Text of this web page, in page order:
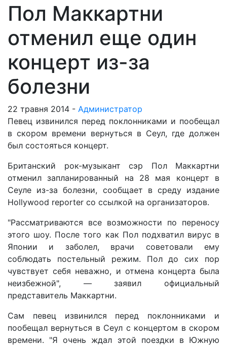
Пол Маккартни
отменил еще один
концерт из-за
болезни
22 травня 2014 - Администратор
Певец извинился перед поклонниками и пообещал
в скором времени вернуться в Сеул, где должен
был состояться концерт.
Британский рок-музыкант сэр Пол Маккартни
отменил запланированный на 28 мая концерт в
Сеуле из-за болезни, сообщает в среду издание
Hollywood reporter со ссылкой на организаторов.
"Рассматриваются все возможности по переносу
этого шоу. После того как Пол подхватил вирус в
Японии и заболел, врачи советовали ему
соблюдать постельный режим. Пол до сих пор
чувствует себя неважно, и отмена концерта была
неизбежной", — заявил официальный
представитель Маккартни.
Сам певец извинился перед поклонниками и
пообещал вернуться в Сеул с концертом в скором
времени. "Я очень ждал этой поездки в Южную